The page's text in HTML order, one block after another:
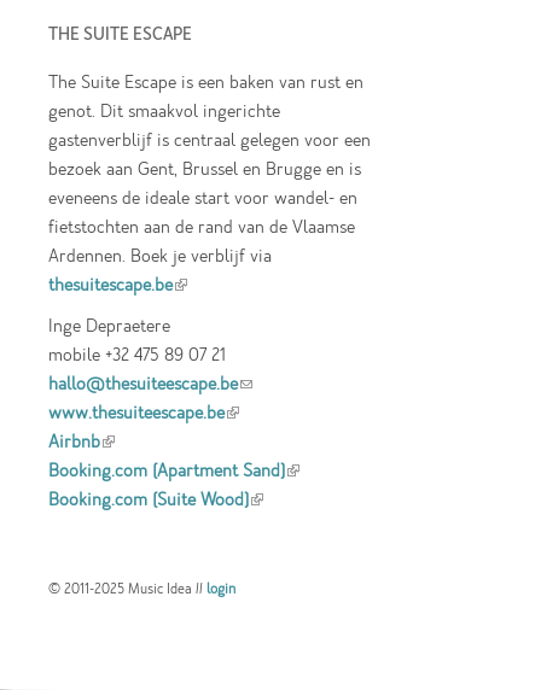
THE SUITE ESCAPE
The Suite Escape is een baken van rust en
genot. Dit smaakvol ingerichte
gastenverblijf is centraal gelegen voor een
bezoek aan Gent, Brussel en Brugge en is
eveneens de ideale start voor wandel- en
fietstochten aan de rand van de Vlaamse
Ardennen. Boek je verblijf via
thesuitescape.be(link is external)
Inge Depraetere
mobile +32 475 89 07 21
hallo@thesuiteescape.be(link sends e-mail)
www.thesuiteescape.be(link is external)
Airbnb(link is external)
Booking.com (Apartment Sand)(link is
Booking.com (Suite Wood)(link is external)
© 2011-2025 Music Idea //login